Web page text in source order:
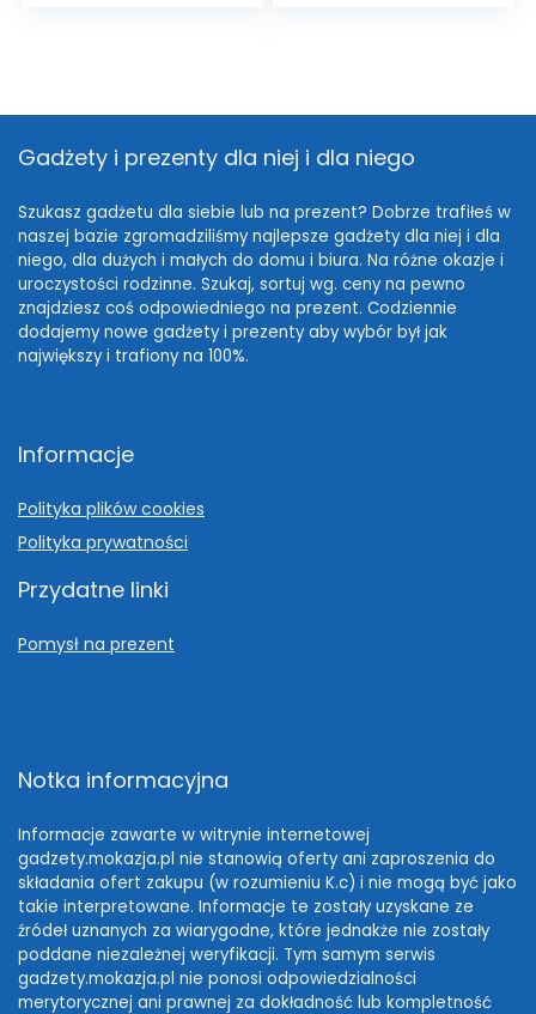
Gadżety i prezenty dla niej i dla niego
Szukasz gadżetu dla siebie lub na prezent? Dobrze trafiłeś w
naszej bazie zgromadziliśmy najlepsze gadżety dla niej i dla
niego, dla dużych i małych do domu i biura. Na różne okazje i
uroczystości rodzinne. Szukaj, sortuj wg. ceny na pewno
znajdziesz coś odpowiedniego na prezent. Codziennie
dodajemy nowe gadżety i prezenty aby wybór był jak
największy i trafiony na 100%.
Informacje
Polityka plików cookies
Polityka prywatności
Przydatne linki
Pomysł na prezent
Notka informacyjna
Informacje zawarte w witrynie internetowej
gadzety.mokazja.pl nie stanowią oferty ani zaproszenia do
składania ofert zakupu (w rozumieniu K.c) i nie mogą być jako
takie interpretowane. Informacje te zostały uzyskane ze
źródeł uznanych za wiarygodne, które jednakże nie zostały
poddane niezależnej weryfikacji. Tym samym serwis
gadzety.mokazja.pl nie ponosi odpowiedzialności
merytorycznej ani prawnej za dokładność lub kompletność